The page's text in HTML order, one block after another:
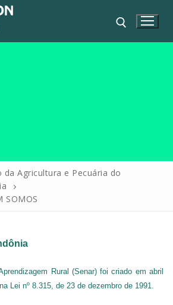
da Agricultura e Pecuária do
SOMOS
Rural (Senar) foi criado em abril
Lei nº 8.315, de 23 de dezembro de 1991.